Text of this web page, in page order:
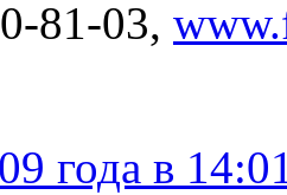
81-03,
года в